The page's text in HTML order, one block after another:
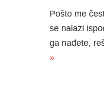
Pošto me
se nalazi
ga nađete,
»